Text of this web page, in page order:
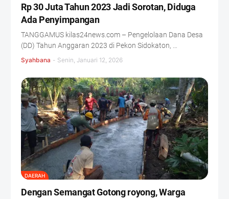
Rp 30 Juta Tahun 2023 Jadi Sorotan, Diduga
Ada Penyimpangan
TANGGAMUS kilas24news.com – Pengelolaan Dana Desa
(DD) Tahun Anggaran 2023 di Pekon Sidokaton, …
Syahbana - Senin, Januari 12, 2026
DAERAH
Dengan Semangat Gotong royong, Warga